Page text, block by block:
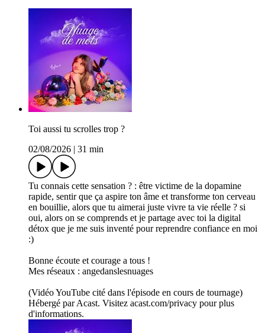
Toi aussi tu scrolles trop ?
02/08/2026
31 min
Tu connais cette sensation ? : être victime de la dopamine
rapide, sentir que ça aspire ton âme et transforme ton cerveau
en bouillie, alors que tu aimerai juste vivre ta vie réelle ? si
oui, alors on se comprends et je partage avec toi la digital
détox que je me suis inventé pour reprendre confiance en moi
:)
Bonne écoute et courage a tous !
Mes réseaux : angedanslesnuages
(Vidéo YouTube cité dans l'épisode en cours de tournage)
Hébergé par Acast. Visitez acast.com/privacy pour plus
d'informations.